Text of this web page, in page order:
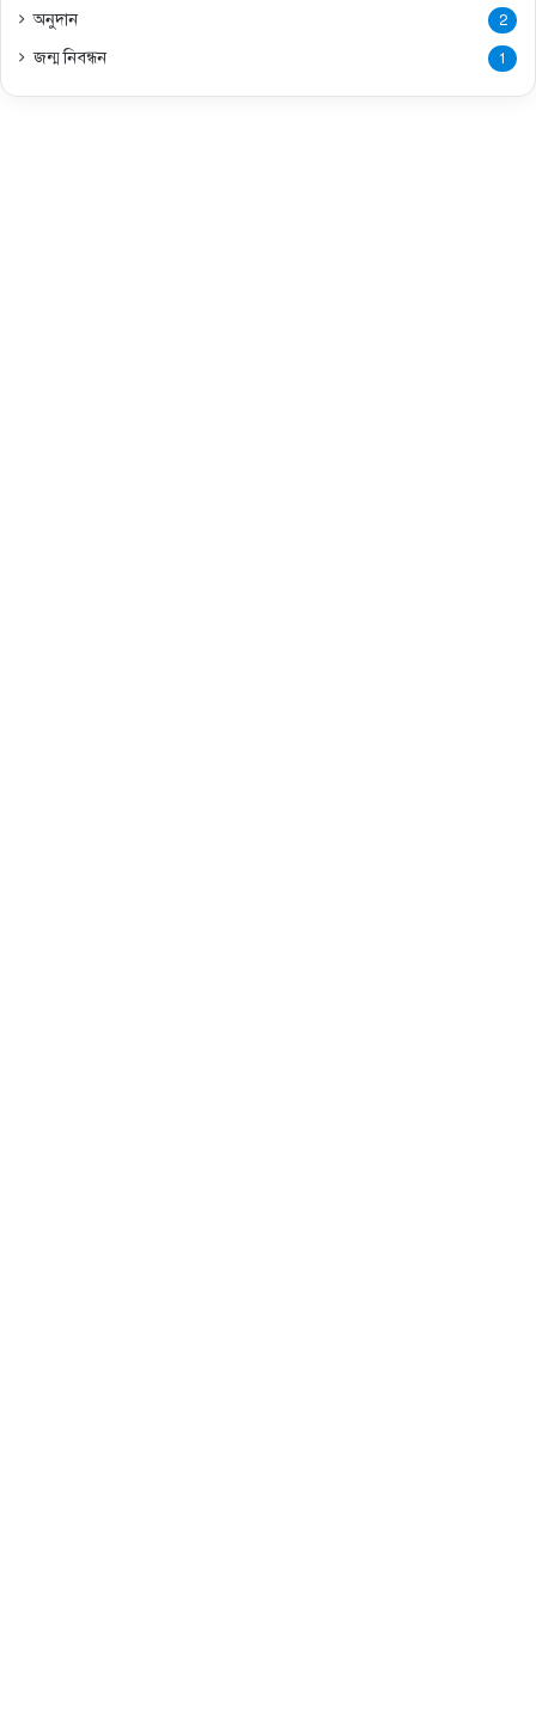
অনুদান 2
জন্ম নিবন্ধন 1